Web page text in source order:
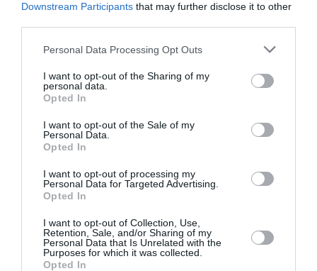
Downstream Participants that may further disclose it to other
Personal Data Processing Opt Outs
I want to opt-out of the Sharing of my
personal data.
Opted In
I want to opt-out of the Sale of my
Personal Data.
Opted In
I want to opt-out of processing my
Personal Data for Targeted Advertising.
Opted In
I want to opt-out of Collection, Use,
Retention, Sale, and/or Sharing of my
Personal Data that Is Unrelated with the
Purposes for which it was collected.
Opted In
Pour le reste,les cockpits AF,je les ai
connu pendant 33 ans…et je puis vous
chez les cadors des gros avions…Bien sur
sur A320 et anciennement B737 ça se
disait moins…et pour cause!
commenté :
2013 - 14 h 35
je confirme ce que dit G22, en 9
ans je ne l’ai JAMAIS entendu (et
je suis sur un “gros avion long